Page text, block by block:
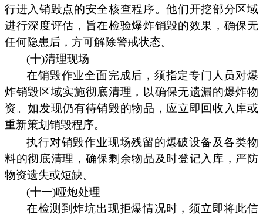
行进入销毁点的安全核查程序。他们开挖部分区域
进行深度评估，旨在检验爆炸销毁的效果，确保无
任何隐患后，方可解除警戒状态。
(十)清理现场
在销毁作业全面完成后，须指定专门人员对爆
炸销毁区域实施彻底清理，以确保无遗漏的爆炸物
资。如发现仍有待销毁的物品，应立即回收入库或
重新策划销毁程序。
执行对销毁作业现场残留的爆破设备及各类物
料的彻底清理，确保剩余物品及时登记入库，严防
物资遗失或短缺。
(十一)哑炮处理
在检测到炸坑出现拒爆情况时，须立即将此信